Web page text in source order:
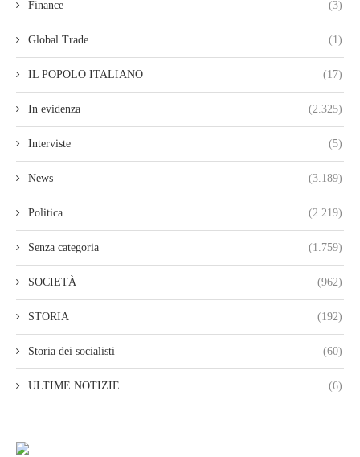
Finance (3)
Global Trade (1)
IL POPOLO ITALIANO (17)
In evidenza (2.325)
Interviste (5)
News (3.189)
Politica (2.219)
Senza categoria (1.759)
SOCIETÀ (962)
STORIA (192)
Storia dei socialisti (60)
ULTIME NOTIZIE (6)